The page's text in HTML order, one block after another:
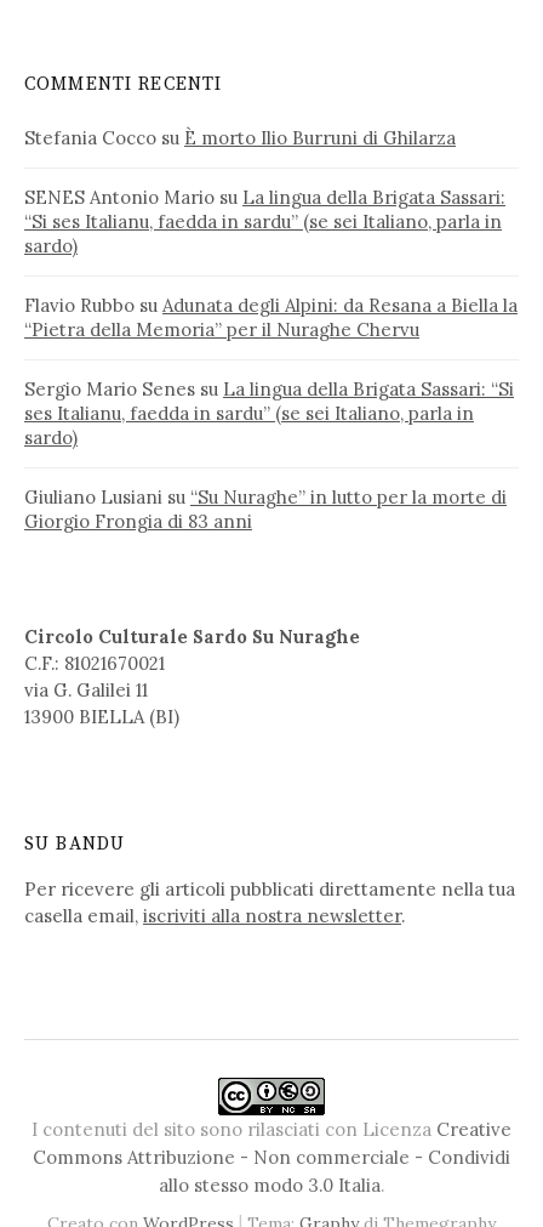
COMMENTI RECENTI
Stefania Cocco su È morto Ilio Burruni di Ghilarza
SENES Antonio Mario su La lingua della Brigata Sassari:
“Si ses Italianu, faedda in sardu” (se sei Italiano, parla in
sardo)
Flavio Rubbo su Adunata degli Alpini: da Resana a Biella la
“Pietra della Memoria” per il Nuraghe Chervu
Sergio Mario Senes su La lingua della Brigata Sassari: “Si
ses Italianu, faedda in sardu” (se sei Italiano, parla in
sardo)
Giuliano Lusiani su “Su Nuraghe” in lutto per la morte di
Giorgio Frongia di 83 anni
Circolo Culturale Sardo Su Nuraghe
C.F.: 81021670021
via G. Galilei 11
13900 BIELLA (BI)
SU BANDU
Per ricevere gli articoli pubblicati direttamente nella tua
casella email, iscriviti alla nostra newsletter.
I contenuti del sito sono rilasciati con Licenza Creative
Commons Attribuzione - Non commerciale - Condividi
allo stesso modo 3.0 Italia.
|